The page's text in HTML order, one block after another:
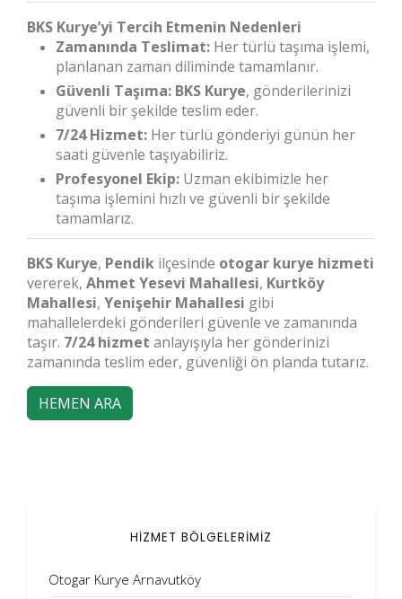
BKS Kurye’yi Tercih Etmenin Nedenleri
Zamanında Teslimat: Her türlü taşıma işlemi,
planlanan zaman diliminde tamamlanır.
Güvenli Taşıma: BKS Kurye, gönderilerinizi
güvenli bir şekilde teslim eder.
7/24 Hizmet: Her türlü gönderiyi günün her
saati güvenle taşıyabiliriz.
Profesyonel Ekip: Uzman ekibimizle her
taşıma işlemini hızlı ve güvenli bir şekilde
tamamlarız.
BKS Kurye, Pendik ilçesinde otogar kurye hizmeti
vererek, Ahmet Yesevi Mahallesi, Kurtköy
Mahallesi, Yenişehir Mahallesi gibi
mahallelerdeki gönderileri güvenle ve zamanında
taşır. 7/24 hizmet anlayışıyla her gönderinizi
zamanında teslim eder, güvenliği ön planda tutarız.
HEMEN ARA
HİZMET BÖLGELERİMİZ
Otogar Kurye Arnavutköy